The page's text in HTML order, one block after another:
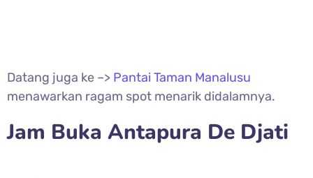
Datang juga ke –> Pantai Taman Manalusu
menawarkan ragam spot menarik didalamnya.
Jam Buka Antapura De Djati